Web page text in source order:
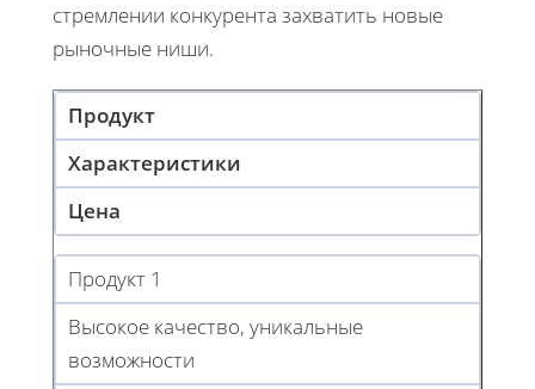
стремлении конкурента захватить новые
рыночные ниши.
Продукт
Характеристики
Цена
Продукт 1
Высокое качество, уникальные
возможности